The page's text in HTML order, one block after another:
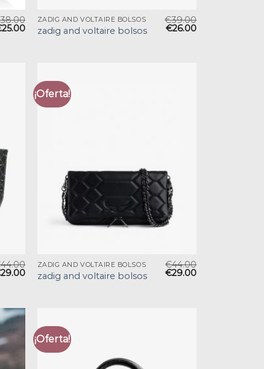
38.00
25.00
ZADIG AND VOLTAIRE BOLSOS
zadig and voltaire bolsos
€39.00
€26.00
44.00
29.00
¡Oferta!
ZADIG AND VOLTAIRE BOLSOS
zadig and voltaire bolsos
€44.00
€29.00
¡Oferta!